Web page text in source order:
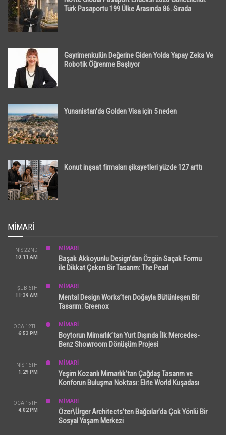
Türk Pasaportu 199 Ülke Arasında 86. Sırada
Gayrimenkulün Değerine Giden Yolda Yapay Zeka Ve
Robotik Öğrenme Başlıyor
Yunanistan’da Golden Visa için 5 neden
Konut inşaat firmaları şikayetleri yüzde 127 arttı
MIMARI
NIS 22ND
10:11 AM
MİMARİ
Başak Akkoyunlu Design’dan Özgün Saçak Formu
ile Dikkat Çeken Bir Tasarım: The Pearl
ŞUB 6TH
11:39 AM
MİMARİ
Mental Design Works’ten Doğayla Bütünleşen Bir
Tasarım: Greenox
OCA 12TH
6:53 PM
MİMARİ
Boytorun Mimarlık’tan Yurt Dışında İlk Mercedes-
Benz Showroom Dönüşüm Projesi
NIS 16TH
1:29 PM
MİMARİ
Yeşim Kozanlı Mimarlık’tan Çağdaş Tasarım ve
Konforun Buluşma Noktası: Elite World Kuşadası
OCA 15TH
4:02 PM
MİMARİ
Özer\Ürger Architects’ten Bağcılar’da Çok Yönlü Bir
Sosyal Yaşam Merkezi